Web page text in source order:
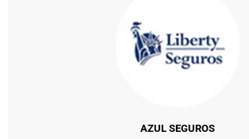
AZUL SEGUROS